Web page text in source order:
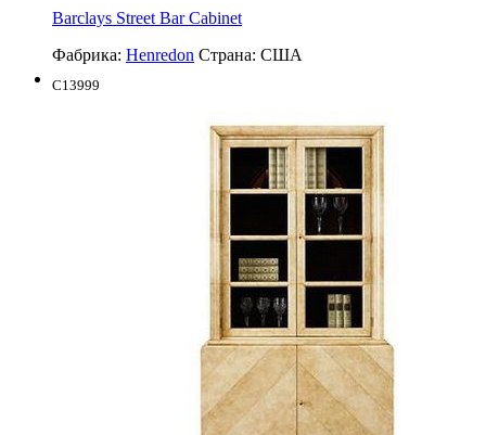
Barclays Street Bar Cabinet
Фабрика: Henredon Страна: США
C13999